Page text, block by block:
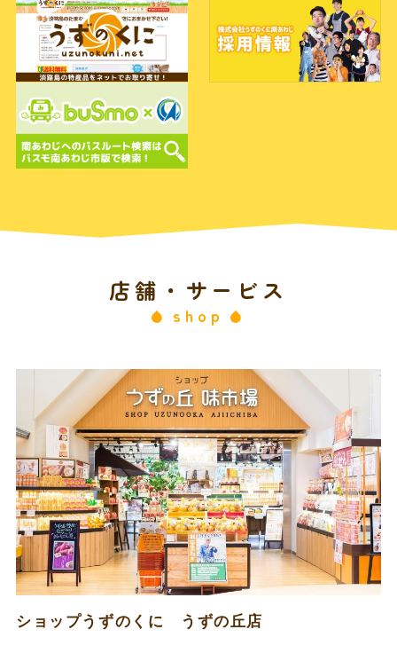
2026年8月11日 火曜日
all-day イベント
2026年8月12日 水曜日
all-day イベント
2026年8月13日
2026年8月15日
イベント
all-day イベント
2026年8月18日 火曜日
all-day 定休日
2026年8月25日 火曜日
all-day 定休日
店舗・サービス
shop
ショップうずのくに うずの丘店